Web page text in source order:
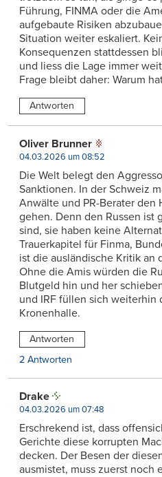
Führung, FINMA oder die
aufgebaute Risiken
Situation weiter eskaliert.
Konsequenzen stattdessen
und liess die Lage immer
Frage bleibt daher: Warum
Antworten
Oliver Brunner
04.03.2026 um 08:52
Die Welt belegt den
Sanktionen. In der Schweiz
Anwälte und PR-Berater den
gehen. Denn den Russen ist
sind, sie haben keine
Trauerkapitel für Finma,
ist die ausländische Kritik an
Ohne die Amis würden die
Blutgeld hin und her
und IRF füllen sich weiterhin
Kronenhalle.
Antworten
2 Antworten
Drake
04.03.2026 um 07:48
Erschrekend ist, dass
Gerichte diese korrupten
decken. Der Besen der
ausmistet, muss zuerst noch